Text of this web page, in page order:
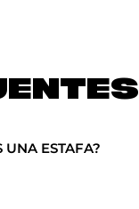
UNA ESTAFA?